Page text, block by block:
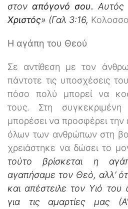
στον απόγονό σου. Αυτός
Χριστός» (Γαλ 3:16,
Η αγάπη του Θεού
Σε αντίθεση με τον
πάντοτε τις υποσχέσεις
πόσο πολύ μπορεί να
τους. Στη
μπορέσει να προσφέρει την
όλων των ανθρώπων στη
χρειάστηκε να δώσει το
τούτο βρίσκεται η
αγαπήσαμε τον Θεό, αλλ’
και απέστειλε τον Υιό
για τις αμαρτίες μας